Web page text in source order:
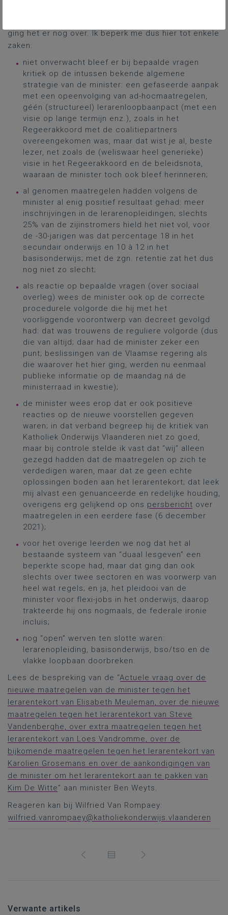
ging het er nog over. Ik beperk me dus hier tot enkele
zaken:
niet onverwacht bleef er bij bepaalde vragen
kritiek op de intussen bekende algemene
strategie van de minister: een gefaseerde aanpak
met een opeenvolging van ad-hocmaatregelen,
géén (structureel) lerarenloopbaanpact (met een
visie op lange termijn enz.), zoals in het
Regeerakkoord met de coalitiepartners
overeengekomen was, maar dat wist je al, beste
lezer, net zoals de (weliswaar heel generieke)
visie in het Regeerakkoord en de beleidsnota,
waaraan de minister toch ook bleef herinneren;
al genomen maatregelen hadden volgens de
minister al enig positief resultaat gehad: meer
inschrijvingen in de lerarenopleidingen; slechts
25% van de zijinstromers hield het niet vol, voor
de -30-jarigen was dat percentage 18 in het
secundair onderwijs en 10 à 12 in het
basisonderwijs; met de zgn. retentie zat het dus
nog niet zo slecht;
als reactie op bepaalde vragen (over sociaal
overleg) wees de minister ook op de correcte
procedurele volgorde die hij met het
voorliggende voorontwerp van decreet gevolgd
had: dat was trouwens de reguliere volgorde (dus
die van altijd; daar had de minister zeker een
punt; beslissingen van de Vlaamse regering als
die waarover het hier ging, werden nu eenmaal
publieke informatie op de maandag ná de
ministerraad in kwestie);
de minister wees erop dat er ook positieve
reacties op de nieuwe voorstellen gegeven
waren; in dat verband begreep hij de kritiek van
Katholiek Onderwijs Vlaanderen niet zo goed,
maar bij controle stelde ik vast dat “wij” alleen
gezegd hadden dat de maatregelen op zich te
verdedigen waren, maar dat ze geen echte
oplossingen boden aan het lerarentekort; dat leek
mij alvast een genuanceerde en redelijke houding,
overigens erg gelijkend op ons persbericht over
maatregelen in een eerdere fase (6 december
2021);
voor het overige leerden we nog dat het al
bestaande systeem van “duaal lesgeven” een
beperkte scope had, maar dat ging dan ook
slechts over twee sectoren en was voorwerp van
heel wat regels; en ja, het pleidooi van de
minister voor flexi-jobs in het onderwijs, daarop
trakteerde hij ons nogmaals, de federale ironie
incluis;
nog “open” werven ten slotte waren:
lerarenopleiding, basisonderwijs, bso/tso en de
vlakke loopbaan doorbreken.
Lees de bespreking van de “Actuele vraag over de
nieuwe maatregelen van de minister tegen het
lerarentekort van Elisabeth Meuleman, over de nieuwe
maatregelen tegen het lerarentekort van Steve
Vandenberghe, over extra maatregelen tegen het
lerarentekort van Loes Vandromme, over de
bijkomende maatregelen tegen het lerarentekort van
Karolien Grosemans en over de aankondigingen van
de minister om het lerarentekort aan te pakken van
Kim De Witte” aan minister Ben Weyts.
Reageren kan bij Wilfried Van Rompaey:
wilfried.vanrompaey@katholiekonderwijs.vlaanderen
Verwante artikels